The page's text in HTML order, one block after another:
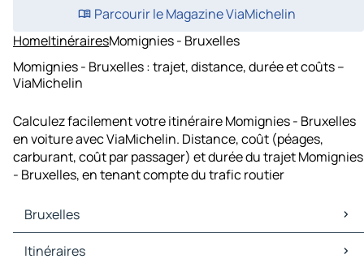
Parcourir le Magazine ViaMichelin
HomeItinérairesMomignies - Bruxelles
Momignies - Bruxelles : trajet, distance, durée et coûts –
ViaMichelin
Calculez facilement votre itinéraire Momignies - Bruxelles
en voiture avec ViaMichelin. Distance, coût (péages,
carburant, coût par passager) et durée du trajet Momignies
- Bruxelles, en tenant compte du trafic routier
Bruxelles
Bruxelles Cartes et plans
Itinéraires